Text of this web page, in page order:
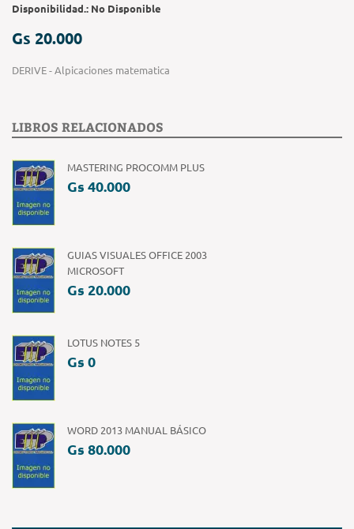
Disponibilidad.: No Disponible
Gs 20.000
DERIVE - Alpicaciones matematica
LIBROS RELACIONADOS
MASTERING PROCOMM PLUS
Gs 40.000
GUIAS VISUALES OFFICE 2003
MICROSOFT
Gs 20.000
LOTUS NOTES 5
Gs 0
WORD 2013 MANUAL BÁSICO
Gs 80.000